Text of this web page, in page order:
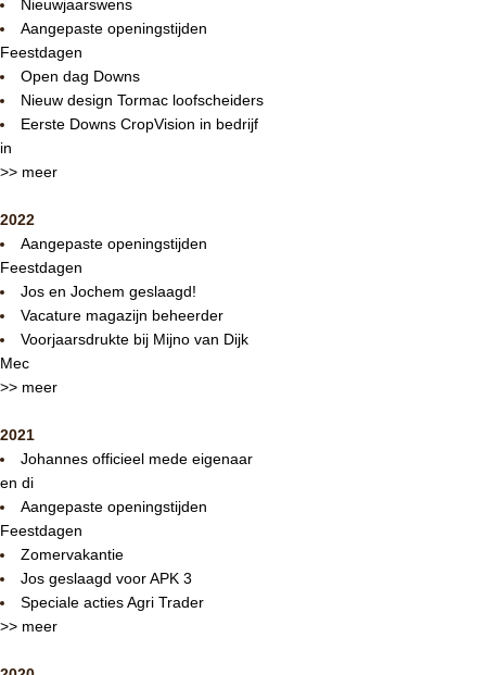
Nieuwjaarswens
Aangepaste openingstijden
Feestdagen
Open dag Downs
Nieuw design Tormac loofscheiders
Eerste Downs CropVision in bedrijf
in
>> meer
2022
Aangepaste openingstijden
Feestdagen
Jos en Jochem geslaagd!
Vacature magazijn beheerder
Voorjaarsdrukte bij Mijno van Dijk
Mec
>> meer
2021
Johannes officieel mede eigenaar
en di
Aangepaste openingstijden
Feestdagen
Zomervakantie
Jos geslaagd voor APK 3
Speciale acties Agri Trader
>> meer